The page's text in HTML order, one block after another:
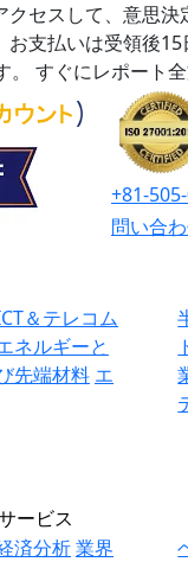
セスして、意思決
支払いは受領後15
すぐにレポート
+81-
問い合
＆テレコム
ネルギーと
先端材料 エ
ービス
済分析業界